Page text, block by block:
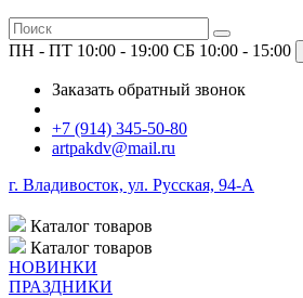
ПН - ПТ 10:00 - 19:00 СБ 10:00 - 15:00
Заказать обратный звонок
+7 (914) 345-50-80
artpakdv@mail.ru
г. Владивосток, ул. Русская, 94-А
Каталог товаров
Каталог товаров
НОВИНКИ
ПРАЗДНИКИ